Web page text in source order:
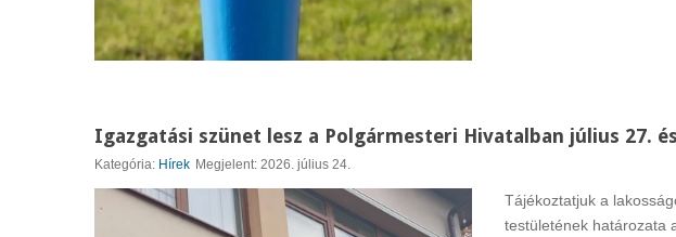
Igazgatási szünet lesz a Polgármesteri Hivatalban július 27.
Kategória: Hírek Megjelent: 2026. július 24.
Tájékoztatjuk a
testületének határozata